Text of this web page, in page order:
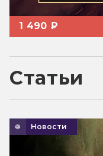
1 490 ₽
Статьи
Новости